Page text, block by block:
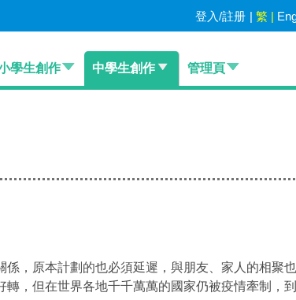
登入/註册 | 繁 |
學生創作 中學生創作 管理頁
，原本計劃的也必須延遲，與朋友、家人的相聚
，但在世界各地千千萬萬的國家仍被疫情牽制，